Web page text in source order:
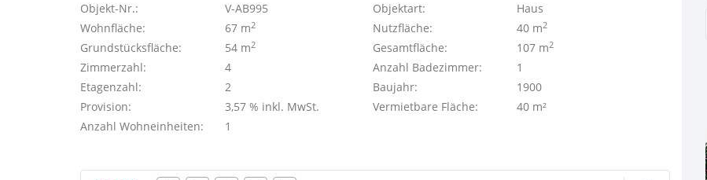
Objekt-Nr.: V-AB995 Objektart:
Haus
Wohnfläche:
67 m2 Nutzfläche: 40 m2
Grundstücksfläche: 54 m2 Gesamtfläche: 107 m2
Zimmerzahl: 4 Anzahl Badezimmer:
1
Etagenzahl:
2 Baujahr:
1900
Provision:
3,57 % inkl. MwSt. Vermietbare Fläche:
40 m²
Anzahl Wohneinheiten:
1